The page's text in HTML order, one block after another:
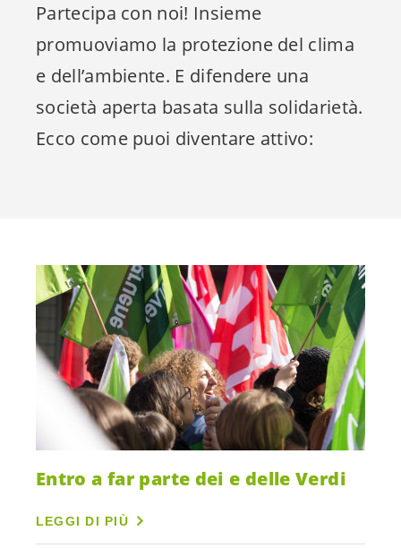
Partecipa con noi! Insieme
promuoviamo la protezione del clima
e dell’ambiente. E difendere una
società aperta basata sulla solidarietà.
Ecco come puoi diventare attivo:
Entro a far parte dei e delle Verdi
LEGGI DI PIÙ